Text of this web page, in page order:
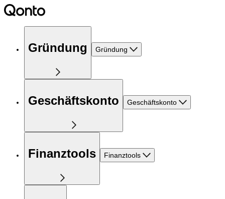
Gründung Gründung
Geschäftskonto Geschäftskonto
Finanztools Finanztools